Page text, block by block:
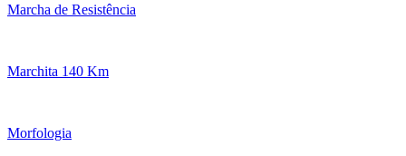
Marcha de Resistência
Marchita 140 Km
Morfologia